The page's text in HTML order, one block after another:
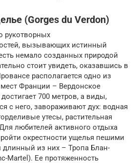
(Gorges du Verdon)
рукотворных
вызывающих истинный
немало созданных природой
стоит увидеть, оказавшись в
располагается одно из
Франции – Вердонское
700 метров, а виды,
с него, завораживают дух: водная
утесы, растительная
любителей активного отдыха
окрестности ущелья пешими
из них – Тропа Блан-
Martel). Ее протяженность